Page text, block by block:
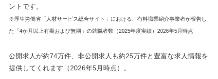
ントです。
※厚生労働省「人材サービス総合サイト」における、有料職業紹介事業者が報告し
た「4か月以上有期および無期」の就職者数（2025年度実績）2026年5月時点
公開求人が約74万件、非公開求人も約25万件と豊富な求人情報を
提供してくれます（2026年5月時点）。